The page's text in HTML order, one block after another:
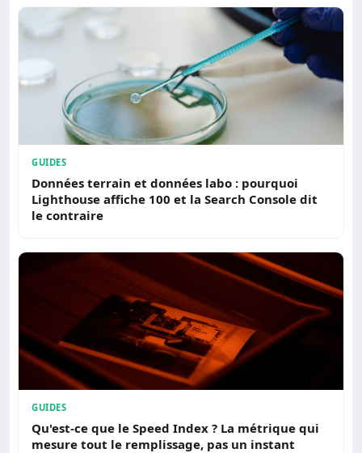
GUIDES
Données terrain et données labo : pourquoi
Lighthouse affiche 100 et la Search Console dit
le contraire
GUIDES
Qu'est-ce que le Speed Index ? La métrique qui
mesure tout le remplissage, pas un instant